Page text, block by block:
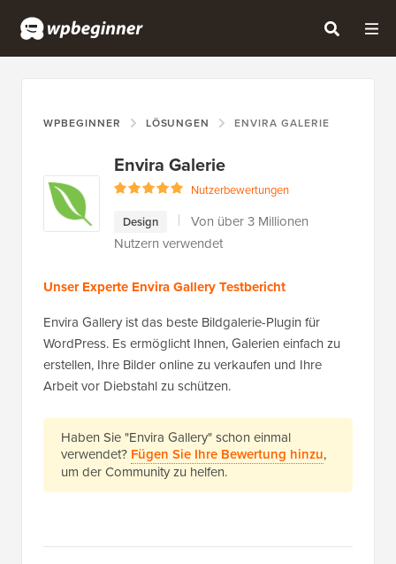
WPBEGINNER LÖSUNGEN ENVIRA GALERIE
Envira Galerie
Nutzerbewertungen
Design
Von über 3 Millionen
Nutzern verwendet
Unser Experte Envira Gallery Testbericht
Envira Gallery ist das beste Bildgalerie-Plugin für
WordPress. Es ermöglicht Ihnen, Galerien einfach zu
erstellen, Ihre Bilder online zu verkaufen und Ihre
Arbeit vor Diebstahl zu schützen.
Haben Sie "Envira Gallery" schon einmal
verwendet? Fügen Sie Ihre Bewertung hinzu,
um der Community zu helfen.